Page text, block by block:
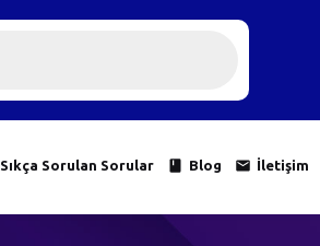
Sıkça Sorulan Sorular Blog İletişim